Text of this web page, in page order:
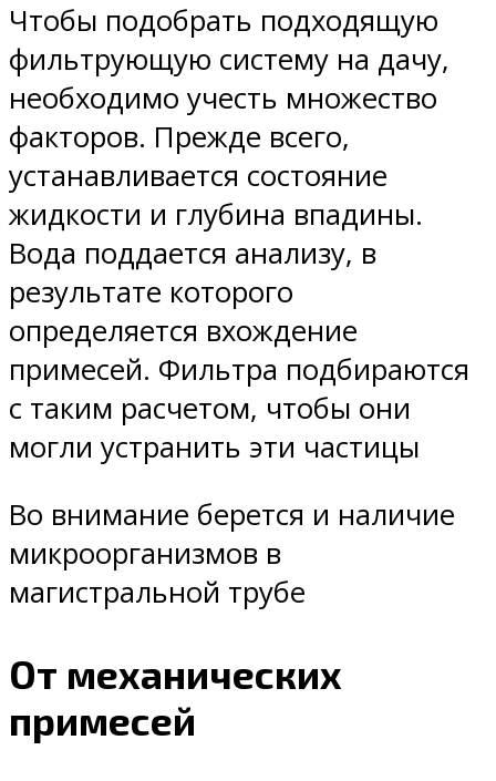
Чтобы подобрать подходящую
фильтрующую систему на дачу,
необходимо учесть множество
факторов. Прежде всего,
устанавливается состояние
жидкости и глубина впадины.
Вода поддается анализу, в
результате которого
определяется вхождение
примесей. Фильтра подбираются
с таким расчетом, чтобы они
могли устранить эти частицы
Во внимание берется и наличие
микроорганизмов в
магистральной трубе
От механических
примесей